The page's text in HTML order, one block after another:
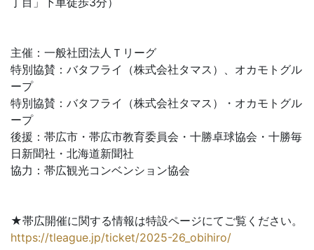
主催：一般社団法人Ｔリーグ
特別協賛：バタフライ（株式会社タマス）、オカモトグル
ープ
特別協賛：バタフライ（株式会社タマス）・オカモトグル
ープ
後援：帯広市・帯広市教育委員会・十勝卓球協会・十勝毎
日新聞社・北海道新聞社
協力：帯広観光コンベンション協会
★帯広開催に関する情報は特設ページにてご覧ください。
https://tleague.jp/ticket/2025-26_obihiro/